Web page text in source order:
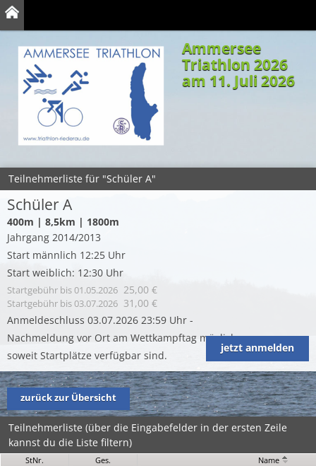
Ammersee
Triathlon 2026
am 11. Juli 2026
Teilnehmerliste für "Schüler A"
Schüler A
400m | 8,5km | 1800m
Jahrgang 2014/2013
Start männlich 12:25 Uhr
Start weiblich: 12:30 Uhr
Startgebühr bis 01.05.2026 25,00 €
Startgebühr bis 03.07.2026 31,00 €
Anmeldeschluss 03.07.2026 23:59 Uhr -
Nachmeldung vor Ort am Wettkampftag möglich
soweit Startplätze verfügbar sind.
jetzt anmelden
zurück zur Übersicht
Teilnehmerliste (über die Eingabefelder in der ersten Zeile
kannst du die Liste filtern)
StNr. Ges. Name